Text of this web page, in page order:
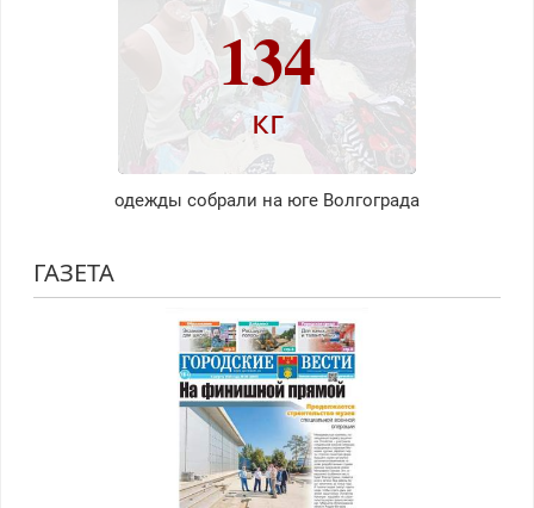
134
кг
одежды собрали на юге Волгограда
ГАЗЕТА